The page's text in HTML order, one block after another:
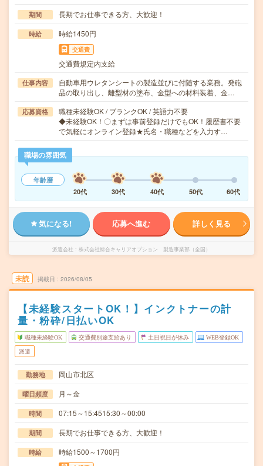
期間 長期でお仕事できる方、大歓迎！
時給 時給1450円
交通費
交通費規定内支給
仕事内容
自動車用ウレタンシートの製造並びに付随する業務。発砲
品の取り出し、離型材の塗布、金型への材料装着、金…
応募資格
職種未経験OK / ブランクOK / 英語力不要
◆未経験OK！〇まずは事前登録だけでもOK！履歴書不要
で気軽にオンライン登録★氏名・職種などを入力す…
職場の雰囲気
年齢層
20代
30代 40代 50代 60代
気になる! 応募へ進む 詳しく見る
派遣会社 株式会社綜合キャリアオプション 製造事業部（全国）
未読 掲載日 2026/08/05
【未経験スタートOK！】インクトナーの計
量・粉砕/日払いOK
職種未経験OK 交通費別途支給あり 土日祝日が休み WEB登録OK
派遣
勤務地 岡山市北区
曜日頻度 月～金
時間 07:15～15:4515:30～00:00
期間 長期でお仕事できる方、大歓迎！
時給 時給1500～1700円